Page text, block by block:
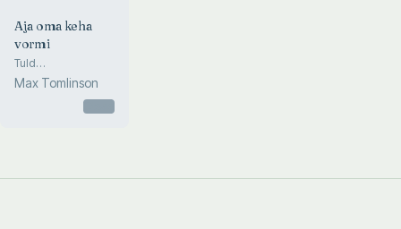
Aja oma keha
vormi
Tuld
rasvpadjanditele!
Max Tomlinson